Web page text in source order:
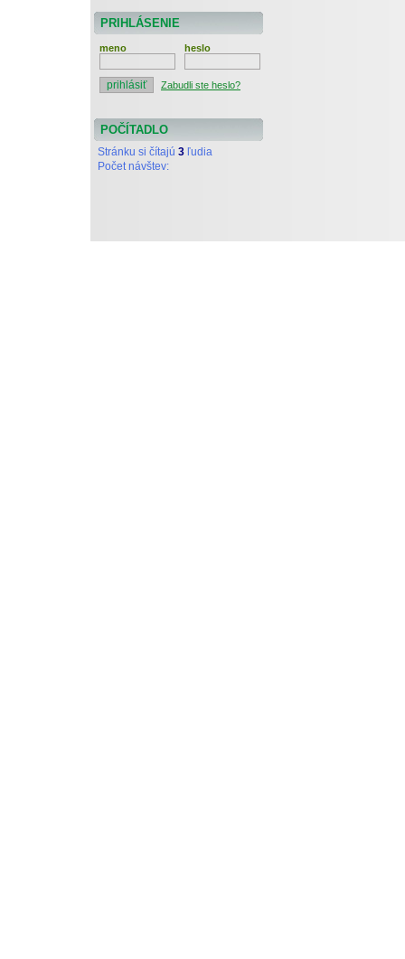
PRIHLÁSENIE
meno heslo
Zabudli ste heslo?
POČÍTADLO
Stránku si čítajú 3 ľudia
Počet návštev: